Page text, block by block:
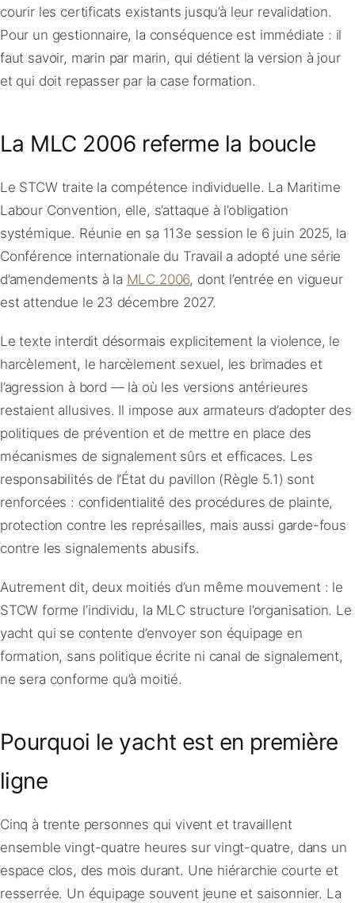
courir les certificats existants jusqu’à leur revalidation.
Pour un gestionnaire, la conséquence est immédiate : il
faut savoir, marin par marin, qui détient la version à jour
et qui doit repasser par la case formation.
La MLC 2006 referme la boucle
Le STCW traite la compétence individuelle. La Maritime
Labour Convention, elle, s’attaque à l’obligation
systémique. Réunie en sa 113e session le 6 juin 2025, la
Conférence internationale du Travail a adopté une série
d’amendements à la MLC 2006, dont l’entrée en vigueur
est attendue le 23 décembre 2027.
Le texte interdit désormais explicitement la violence, le
harcèlement, le harcèlement sexuel, les brimades et
l’agression à bord — là où les versions antérieures
restaient allusives. Il impose aux armateurs d’adopter des
politiques de prévention et de mettre en place des
mécanismes de signalement sûrs et efficaces. Les
responsabilités de l’État du pavillon (Règle 5.1) sont
renforcées : confidentialité des procédures de plainte,
protection contre les représailles, mais aussi garde-fous
contre les signalements abusifs.
Autrement dit, deux moitiés d’un même mouvement : le
STCW forme l’individu, la MLC structure l’organisation. Le
yacht qui se contente d’envoyer son équipage en
formation, sans politique écrite ni canal de signalement,
ne sera conforme qu’à moitié.
Pourquoi le yacht est en première
ligne
Cinq à trente personnes qui vivent et travaillent
ensemble vingt-quatre heures sur vingt-quatre, dans un
espace clos, des mois durant. Une hiérarchie courte et
resserrée. Un équipage souvent jeune et saisonnier. La